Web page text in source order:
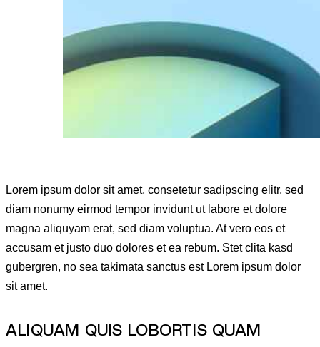
Lorem ipsum dolor sit amet, consetetur sadipscing elitr, sed
diam nonumy eirmod tempor invidunt ut labore et dolore
magna aliquyam erat, sed diam voluptua. At vero eos et
accusam et justo duo dolores et ea rebum. Stet clita kasd
gubergren, no sea takimata sanctus est Lorem ipsum dolor
sit amet.
ALIQUAM QUIS LOBORTIS QUAM